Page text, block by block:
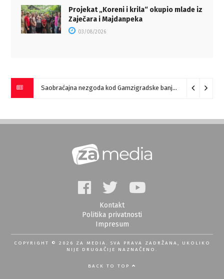
Projekat „Koreni i krila“ okupio mlade iz
Zaječara i Majdanpeka
03/08/2026
Saobraćajna nezgoda kod Gamzigradske banje 05/08/2026
Kontakt
Politika privatnosti
Impresum
COPYRIGHT © 2026 ZA MEDIA. SVA PRAVA ZADRŽANA, UKOLIKO
NIJE DRUGAČIJE NAZNAČENO.
BACK TO TOP